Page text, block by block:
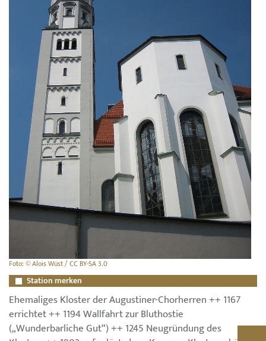
Foto: © Alois Wüst / CC BY-SA 3.0
Station merken
Ehemaliges Kloster der Augustiner-Chorherren ++ 1167
errichtet ++ 1194 Wallfahrt zur Bluthostie
(„Wunderbarliche Gut“) ++ 1245 Neugründung des